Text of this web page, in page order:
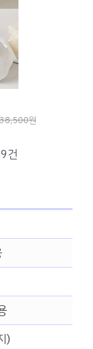
원
건
)